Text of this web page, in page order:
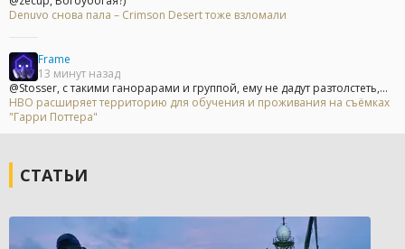
Denuvo снова пала – Crimson Desert тоже взломали
Frame
13 минут назад
@Stosser, с такими ганорарами и группой, ему не дадут разтолстеть,...
HBO расширяет территорию для обучения и проживания на съёмках
"Гарри Поттера"
СТАТЬИ